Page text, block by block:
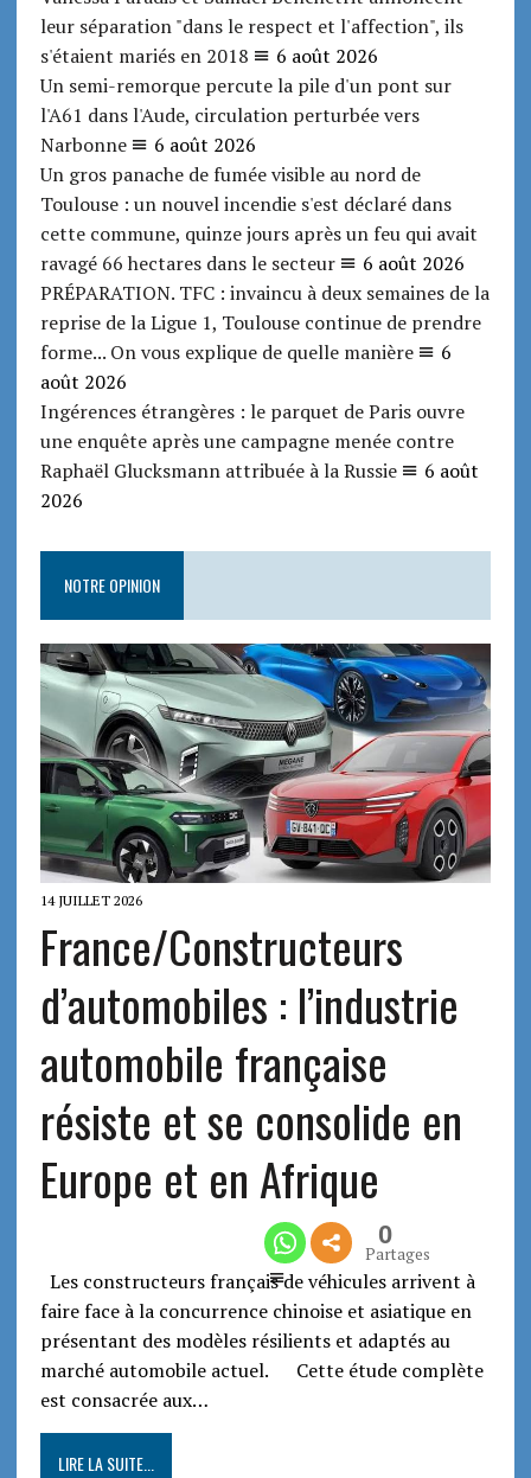
leur séparation "dans le respect et l'affection", ils
s'étaient mariés en 2018
6 août 2026
Un semi-remorque percute la pile d'un pont sur
l'A61 dans l'Aude, circulation perturbée vers
Narbonne
6 août 2026
Un gros panache de fumée visible au nord de
Toulouse : un nouvel incendie s'est déclaré dans
cette commune, quinze jours après un feu qui avait
ravagé 66 hectares dans le secteur
6 août 2026
PRÉPARATION. TFC : invaincu à deux semaines de la
reprise de la Ligue 1, Toulouse continue de prendre
forme... On vous explique de quelle manière
6
août 2026
Ingérences étrangères : le parquet de Paris ouvre
une enquête après une campagne menée contre
Raphaël Glucksmann attribuée à la Russie
6 août
2026
NOTRE OPINION
14 JUILLET 2026
France/Constructeurs
d’automobiles : l’industrie
automobile française
résiste et se consolide en
Europe et en Afrique
0
Partages
Les constructeurs français de véhicules arrivent à
faire face à la concurrence chinoise et asiatique en
présentant des modèles résilients et adaptés au
marché automobile actuel. Cette étude complète
est consacrée aux…
LIRE LA SUITE...